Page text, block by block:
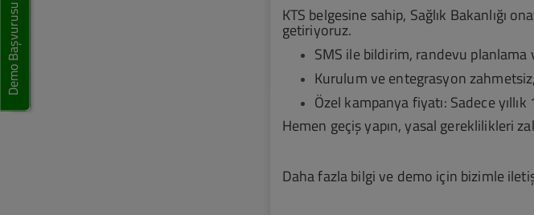
Demo Başvurusu KTS belgesine sahip, Sağlık Bakanlığı
getiriyoruz.
SMS ile bildirim, randevu planlama
Kurulum ve entegrasyon
Özel kampanya fiyatı: Sadece
Hemen geçiş yapın, yasal gereklilikleri
Daha fazla bilgi ve demo için bizimle